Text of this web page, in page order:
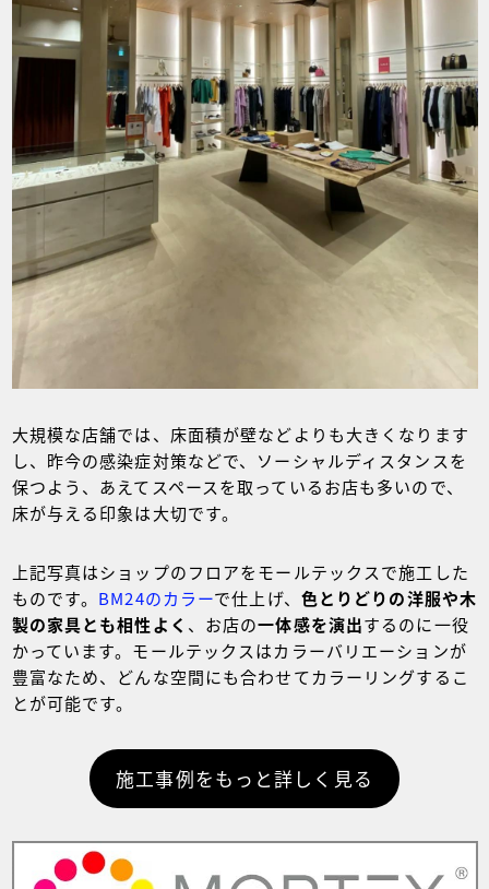
大規模な店舗では、床面積が壁などよりも大きくなります
し、昨今の感染症対策などで、ソーシャルディスタンスを
保つよう、あえてスペースを取っているお店も多いので、
床が与える印象は大切です。
上記写真はショップのフロアをモールテックスで施工した
ものです。 BM24のカラーで仕上げ、 色とりどりの洋服や木
製の家具とも相性よく 、お店の一体感を演出するのに一役
かっています。モールテックスはカラーバリエーションが
豊富なため、どんな空間にも合わせてカラーリングするこ
とが可能です。
施工事例をもっと詳しく見る